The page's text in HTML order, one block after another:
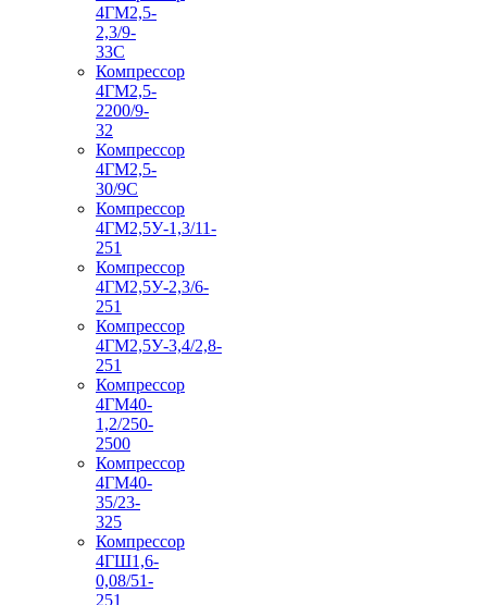
4ГМ2,5-
2,3/9-
33С
Компрессор
4ГМ2,5-
2200/9-
32
Компрессор
4ГМ2,5-
30/9С
Компрессор
4ГМ2,5У-1,3/11-
251
Компрессор
4ГМ2,5У-2,3/6-
251
Компрессор
4ГМ2,5У-3,4/2,8-
251
Компрессор
4ГМ40-
1,2/250-
2500
Компрессор
4ГМ40-
35/23-
325
Компрессор
4ГШ1,6-
0,08/51-
251